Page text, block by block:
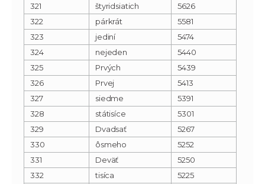
321
štyridsiatich
5626
322
párkrát
5581
323
jediní
5474
324
nejeden
5440
325
Prvých
5439
326
Prvej
5413
327
siedme
5391
328
státisíce
5301
329
Dvadsať
5267
330
ôsmeho
5252
331
Deväť
5250
332
tisíca
5225